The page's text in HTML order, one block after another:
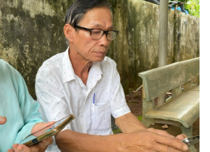
Ô tô - Xe máy
Ô tô
Xe máy
Tư vấn